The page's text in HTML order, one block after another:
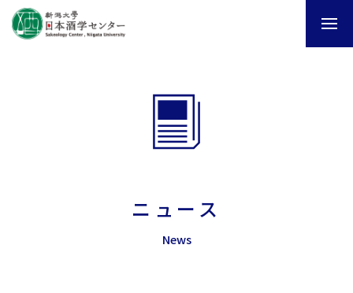
ニュース
News